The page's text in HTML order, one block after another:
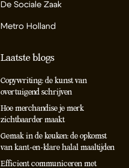
De Sociale Zaak
Metro Holland
Laatste blogs
Copywriting: de kunst van
overtuigend schrijven
Hoe merchandise je merk
zichtbaarder maakt
Gemak in de keuken: de opkomst
van kant-en-klare halal maaltijden
Efficient communiceren met